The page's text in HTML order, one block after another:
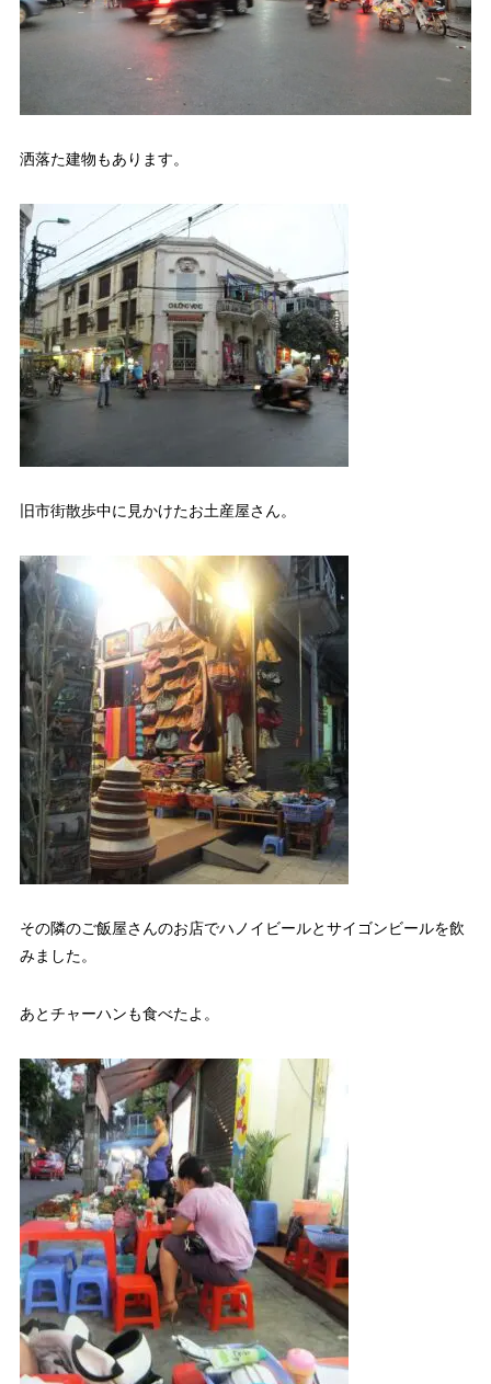
洒落た建物もあります。
旧市街散歩中に見かけたお土産屋さん。
その隣のご飯屋さんのお店でハノイビールとサイゴンビールを飲
みました。
あとチャーハンも食べたよ。